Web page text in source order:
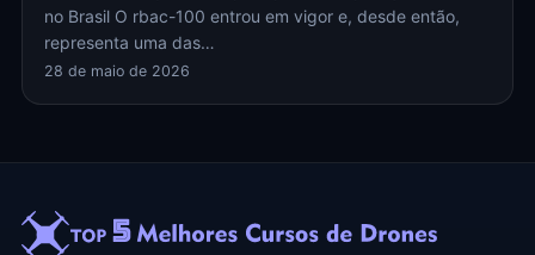
no Brasil O rbac-100 entrou em vigor e, desde então,
representa uma das…
28 de maio de 2026